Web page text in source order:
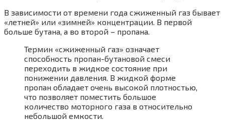
В зависимости от времени года сжиженный газ бывает
«летней» или «зимней» концентрации. В первой
больше бутана, а во второй – пропана.
Термин «сжиженный газ» означает
способность пропан-бутановой смеси
переходить в жидкое состояние при
понижении давления. В жидкой форме
пропан обладает очень высокой плотностью,
что позволяет поместить большое
количество моторного газа в относительно
небольшой емкости.